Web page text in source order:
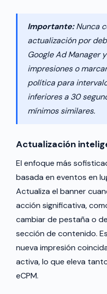
Importante:Nunca
actualización por
Google Ad Manager
impresiones o
política para
inferiores a 30
mínimos similares.
Actualización
El enfoque más
basada en eventos en
Actualiza el banner
acción significativa,
cambiar de pestaña o
sección de contenido.
nueva impresión
activa, lo que eleva
eCPM.